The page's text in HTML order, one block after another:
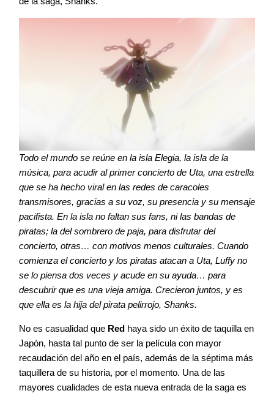
Todo el mundo se reúne en la isla Elegia, la isla de la
música, para acudir al primer concierto de Uta, una estrella
que se ha hecho viral en las redes de caracoles
transmisores, gracias a su voz, su presencia y su mensaje
pacifista. En la isla no faltan sus fans, ni las bandas de
piratas; la del sombrero de paja, para disfrutar del
concierto, otras… con motivos menos culturales. Cuando
comienza el concierto y los piratas atacan a Uta, Luffy no
se lo piensa dos veces y acude en su ayuda… para
descubrir que es una vieja amiga. Crecieron juntos, y es
que ella es la hija del pirata pelirrojo, Shanks.
No es casualidad que Red haya sido un éxito de taquilla en
Japón, hasta tal punto de ser la película con mayor
recaudación del año en el país, además de la séptima más
taquillera de su historia, por el momento. Una de las
mayores cualidades de esta nueva entrada de la saga es